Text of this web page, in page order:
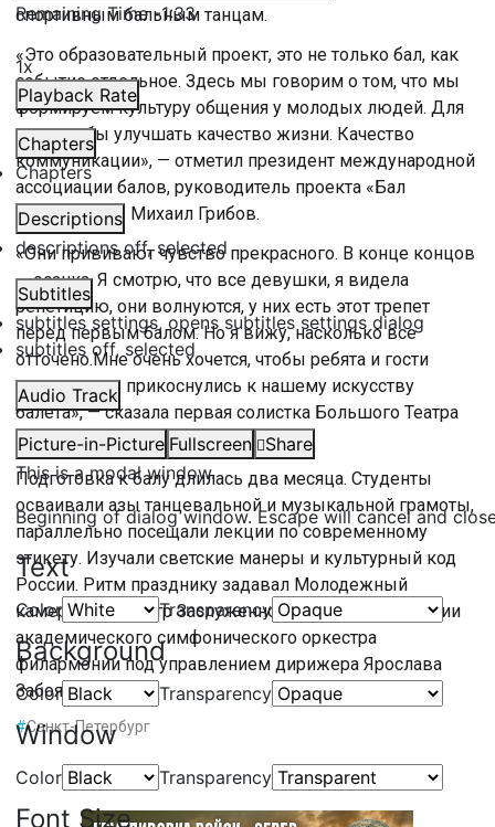
Remaining Time-1:33
1x
Playback Rate
Chapters
Chapters
Descriptions
descriptions off, selected
Subtitles
subtitles settings, opens subtitles settings dialog
subtitles off, selected
Audio Track
Picture-in-Picture Fullscreen
Share
This is a modal window.
Beginning of dialog window. Escape will cancel and
Text
Color Transparency
Background
Color Transparency
Window
Color Transparency
Font Size
спортивным бальным танцам.
«Это образовательный проект, это не только бал, как
событие отдельное. Здесь мы говорим о том, что мы
формируем культуру общения у молодых людей. Для
того, чтобы улучшать качество жизни. Качество
коммуникации», — отметил президент международной
ассоциации балов, руководитель проекта «Бал
дебютантов» Михаил Грибов.
«Они прививают чувство прекрасного. В конце концов
— осанка. Я смотрю, что все девушки, я видела
репетицию, они волнуются, у них есть этот трепет
перед первым балом. Но я вижу, насколько все
отточено.Мне очень хочется, чтобы ребята и гости
немножечко прикоснулись к нашему искусству
балета», — сказала первая солистка Большого Театра
Анна Тихомирова.
Подготовка к балу длилась два месяца. Студенты
осваивали азы танцевальной и музыкальной грамоты,
параллельно посещали лекции по современному
этикету. Изучали светские манеры и культурный код
России. Ритм празднику задавал Молодежный
камерный оркестр Заслуженного коллектива России
академического симфонического оркестра
филармонии под управлением дирижера Ярослава
Забояркина.
#Санкт-Петербург